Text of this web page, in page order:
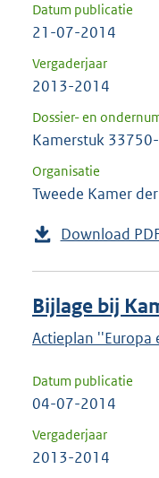
Datum publicatie
21-07-2014
Vergaderjaar
2013-2014
Dossier- en
Kamerstuk
Organisatie
Tweede Kamer
Download
Bijlage bij
Actieplan ''Europa
Datum publicatie
04-07-2014
Vergaderjaar
2013-2014